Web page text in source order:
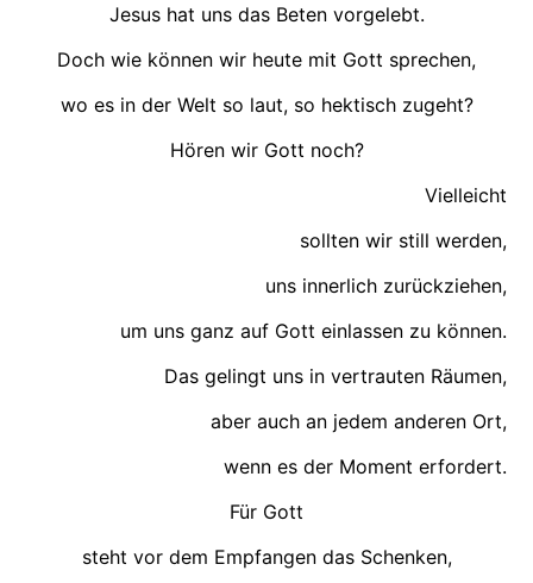
Jesus hat uns das Beten vorgelebt.
Doch wie können wir heute mit Gott sprechen,
wo es in der Welt so laut, so hektisch zugeht?
Hören wir Gott noch?
Vielleicht
sollten wir still werden,
uns innerlich zurückziehen,
um uns ganz auf Gott einlassen zu können.
Das gelingt uns in vertrauten Räumen,
aber auch an jedem anderen Ort,
wenn es der Moment erfordert.
Für Gott
steht vor dem Empfangen das Schenken,